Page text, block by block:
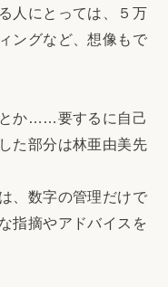
人にとっては、５万
ングなど、想像もで
か……要するに自己
た部分は林亜由美先
、数字の管理だけで
指摘やアドバイスを